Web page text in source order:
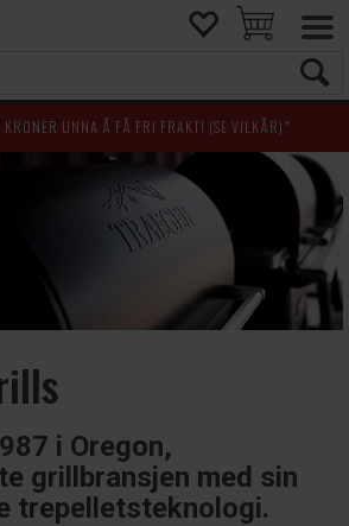
KRONER UNNA Å FÅ FRI FRAKT! (SE VILKÅR)*
i Oregon,
grillbransjen med sin
trepelletsteknologi.